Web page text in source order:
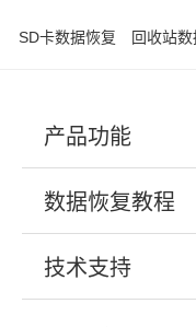
SD卡数据恢复 回收站
产品功能
数据恢复教程
技术支持